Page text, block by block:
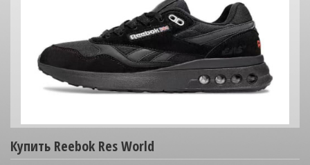
Купить Reebok Res World